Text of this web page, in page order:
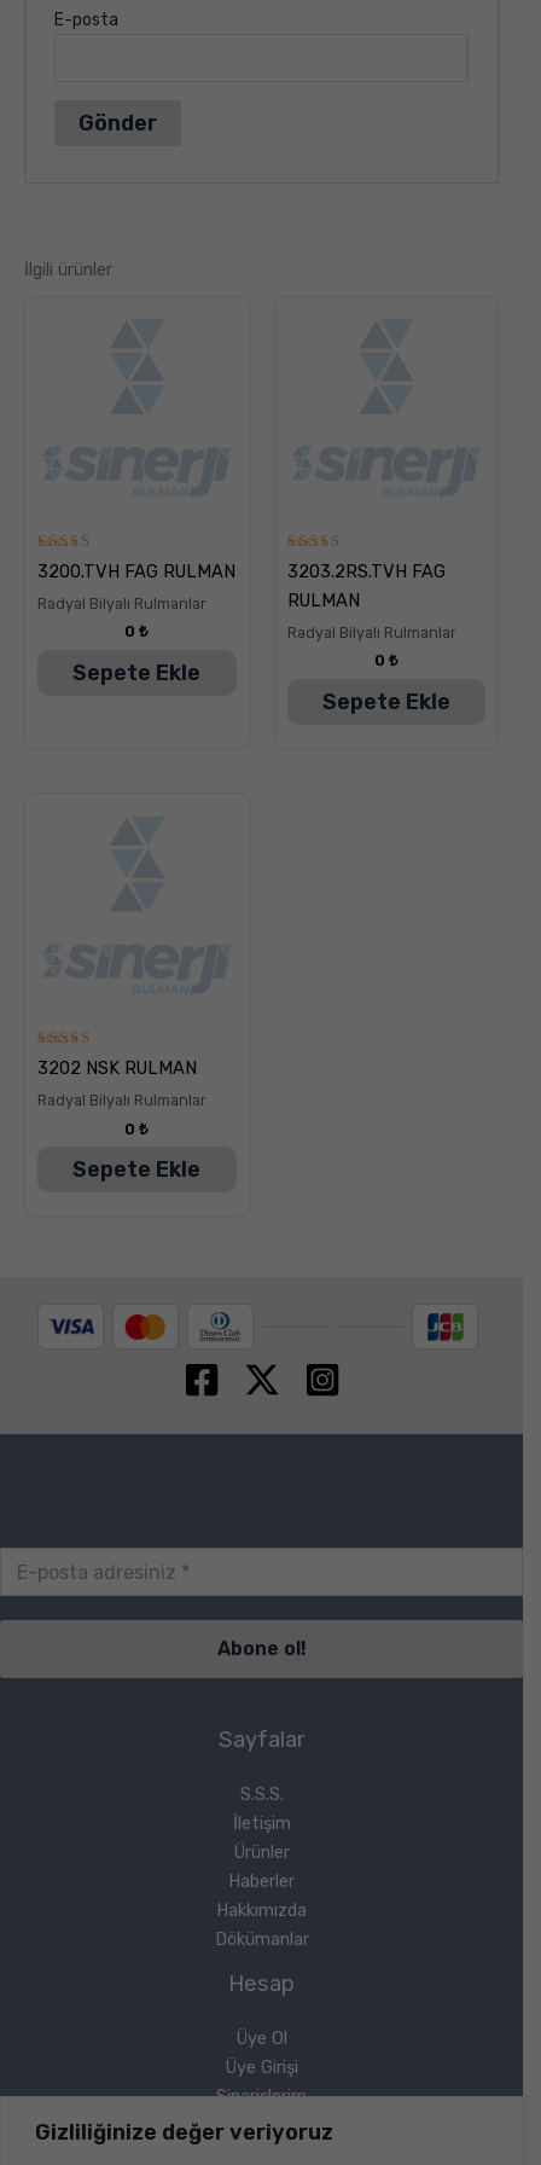
Gizliliğinize değer veriyoruz
E-posta
İlgili ürünler
5
üzerinden
oy aldı
3200.TVH FAG RULMAN
Radyal Bilyalı Rulmanlar
0₺
Sepete Ekle
5
üzerinden
5.00
oy aldı
3203.2RS.TVH FAG
RULMAN
Radyal Bilyalı Rulmanlar
0 ₺
Sepete Ekle
5
üzerinden
oy aldı
3202 NSK RULMAN
Radyal Bilyalı Rulmanlar
0₺
Sepete Ekle
Sayfalar
S.S.S.
İletişim
Ürünler
Haberler
Hakkımızda
Dökümanlar
Hesap
Üye Ol
Üye Girişi
Siparişlerim
Sipariş Takip